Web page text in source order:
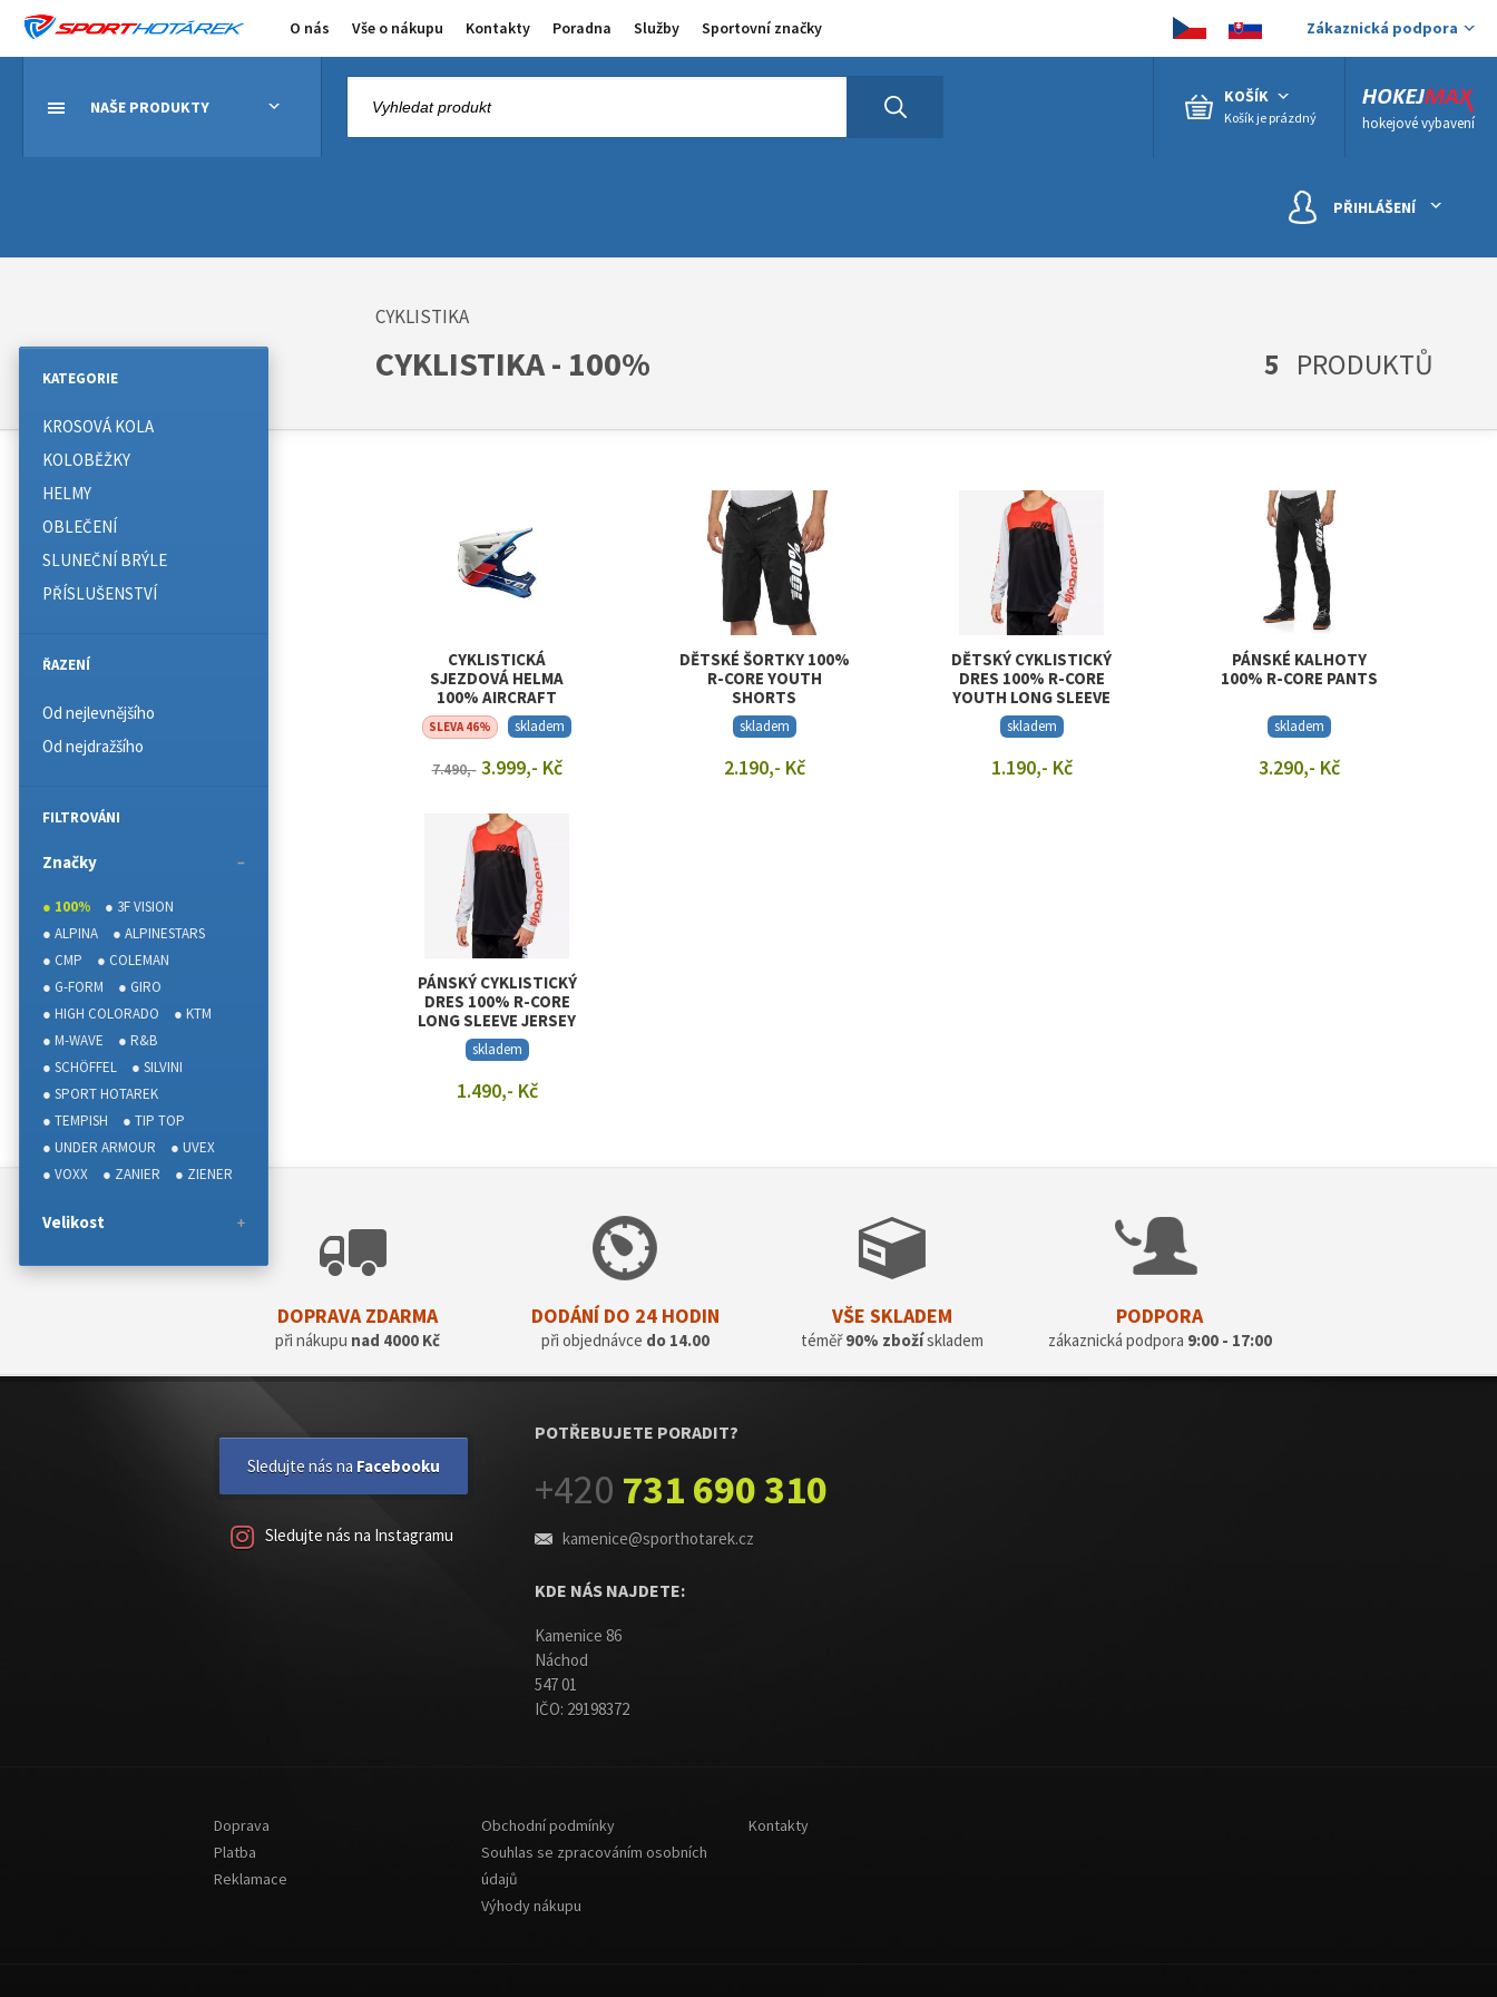
O nás Vše o nákupu Kontakty Poradna Služby Sportovní značky Zákaznická podpora
NAŠE PRODUKTY
hokejové vybavení
KOŠÍK
Košík je prázdný
PŘIHLÁŠENÍ
CYKLISTIKA
CYKLISTIKA - 100% 5 PRODUKTŮ
CYKLISTICKÁ
SJEZDOVÁ HELMA
100% AIRCRAFT
COMPOSITE
SLEVA 46% skladem
7.490,-3.999,- Kč
DĚTSKÉ ŠORTKY 100%
R-CORE YOUTH
SHORTS
skladem
2.190,- Kč
DĚTSKÝ CYKLISTICKÝ
DRES 100% R-CORE
YOUTH LONG SLEEVE
JERSEY
skladem
1.190,- Kč
PÁNSKÉ KALHOTY
100% R-CORE PANTS
skladem
3.290,- Kč
PÁNSKÝ CYKLISTICKÝ
DRES 100% R-CORE
LONG SLEEVE JERSEY
skladem
1.490,- Kč
DOPRAVA ZDARMA
při nákupu nad 4000 Kč
DODÁNÍ DO 24 HODIN
při objednávce do 14.00
VŠE SKLADEM
téměř90% zbožískladem
PODPORA
zákaznická podpora 9:00 - 17:00
KATEGORIE
KROSOVÁ KOLA
KOLOBĚŽKY
HELMY
OBLEČENÍ
SLUNEČNÍ BRÝLE
PŘÍSLUŠENSTVÍ
ŘAZENÍ
Od nejlevnějšího
Od nejdražšího
FILTROVÁNI
Značky
● 100%
● 3F VISION
● ALPINA
● ALPINESTARS
● CMP
● COLEMAN
● G-FORM
● GIRO
● HIGH COLORADO
● KTM
● M-WAVE
● R&B
● SCHÖFFEL
● SILVINI
● SPORT HOTAREK
● TEMPISH
● TIP TOP
● UNDER ARMOUR
● UVEX
● VOXX
● ZANIER ● ZIENER
Velikost
Sledujte nás na Facebooku
Sledujte nás na Instagramu
POTŘEBUJETE PORADIT?
+420 731 690 310
kamenice@sporthotarek.cz
KDE NÁS NAJDETE:
Kamenice 86
Náchod
547 01
IČO: 29198372
Doprava
Platba
Reklamace
Obchodní podmínky
Souhlas se zpracováním osobních
údajů
Výhody nákupu
Kontakty